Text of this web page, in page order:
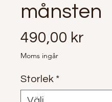
månsten
490,00 kr
Moms ingår
Storlek *